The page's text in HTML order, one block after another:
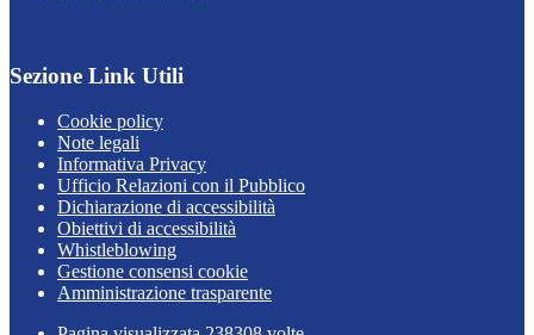
Sezione Link Utili
Cookie policy
Note legali
Informativa Privacy
Ufficio Relazioni con il Pubblico
Dichiarazione di accessibilità
Obiettivi di accessibilità
Whistleblowing
Gestione consensi cookie
Amministrazione trasparente